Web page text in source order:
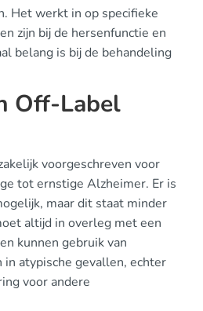
Het werkt in op specifieke
zijn bij de hersenfunctie en
belang is bij de behandeling
Off-Label
voorgeschreven voor
tot ernstige Alzheimer. Er is
maar dit staat minder
altijd in overleg met een
kunnen gebruik van
atypische gevallen, echter
voor andere